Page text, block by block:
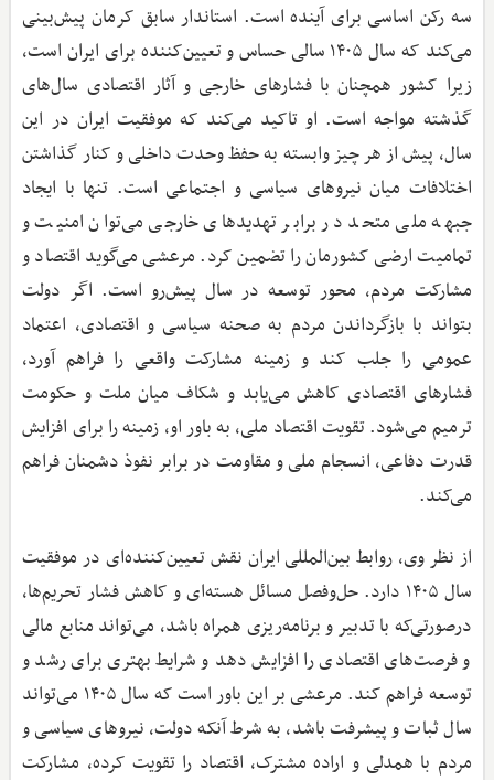
سه رکن اساسی برای آینده است. استاندار سابق کرمان پیش‌بینی
می‌کند که سال ۱۴۰۵ سالی حساس و تعیین‌کننده برای ایران است،
زیرا کشور همچنان با فشارهای خارجی و آثار اقتصادی سال‌های
گذشته مواجه است. او تاکید می‌کند که موفقیت ایران در این
سال، پیش از هر چیز وابسته به حفظ وحدت داخلی و کنار گذاشتن
اختلافات میان نیروهای سیاسی و اجتماعی است. تنها با ایجاد
جبهه ملی متحد در برابر تهدیدهای خارجی می‌توان امنیت و
تمامیت ارضی کشورمان را تضمین کرد. مرعشی می‌گوید اقتصاد و
مشارکت مردم، محور توسعه در سال پیش‌رو است. اگر دولت
بتواند با بازگرداندن مردم به صحنه سیاسی و اقتصادی، اعتماد
عمومی را جلب کند و زمینه مشارکت واقعی را فراهم آورد،
فشارهای اقتصادی کاهش می‌یابد و شکاف میان ملت و حکومت
‌ترمیم می‌شود. تقویت اقتصاد ملی، به باور او، زمینه را برای افزایش
قدرت دفاعی، انسجام ملی و مقاومت در برابر نفوذ دشمنان فراهم
می‌کند.
از نظر وی، روابط بین‌المللی ایران نقش تعیین‌کننده‌ای در موفقیت
سال ۱۴۰۵ دارد. حل‌وفصل مسائل هسته‌ای و کاهش فشار تحریم‌ها،
درصورتی‌که با تدبیر و برنامه‌ریزی همراه باشد، می‌تواند منابع مالی
و فرصت‌های اقتصادی را افزایش دهد و شرایط بهتری برای رشد و
توسعه فراهم کند. مرعشی بر این باور است که سال ۱۴۰۵ می‌تواند
سال ثبات و پیشرفت باشد، به شرط آنکه دولت، نیروهای سیاسی و
مردم با همدلی و اراده مشترک، اقتصاد را تقویت کرده، مشارکت